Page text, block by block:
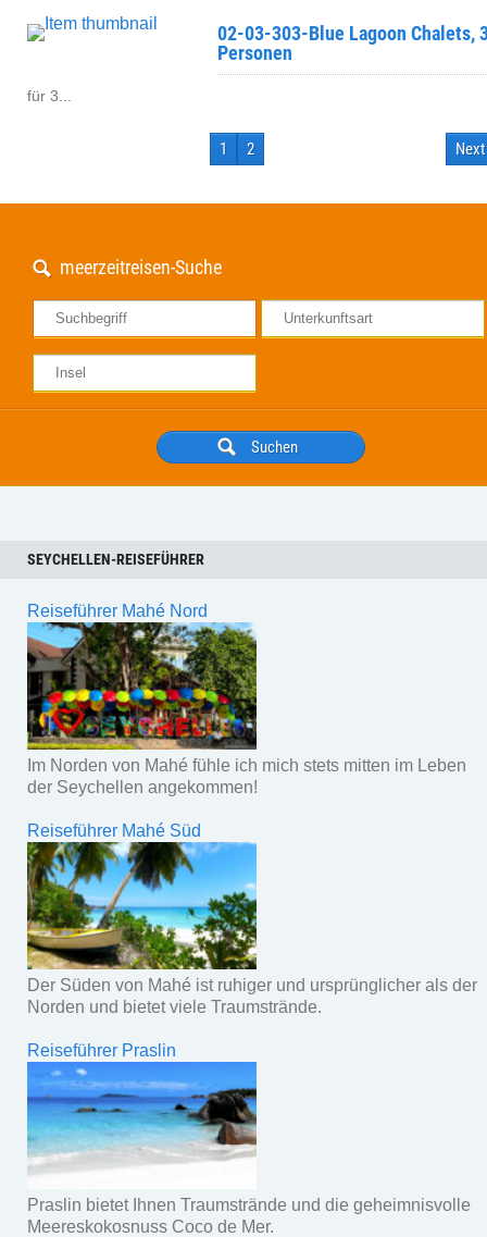
02-03-303-Blue Lagoon Chalets,
Personen
für 3...
1 2 Next
meerzeitreisen-Suche
SEYCHELLEN-REISEFÜHRER
Reiseführer Mahé Nord
Im Norden von Mahé fühle ich mich stets mitten im Leben
der Seychellen angekommen!
Reiseführer Mahé Süd
Der Süden von Mahé ist ruhiger und ursprünglicher als der
Norden und bietet viele Traumstrände.
Reiseführer Praslin
Praslin bietet Ihnen Traumstrände und die geheimnisvolle
Meereskokosnuss Coco de Mer.